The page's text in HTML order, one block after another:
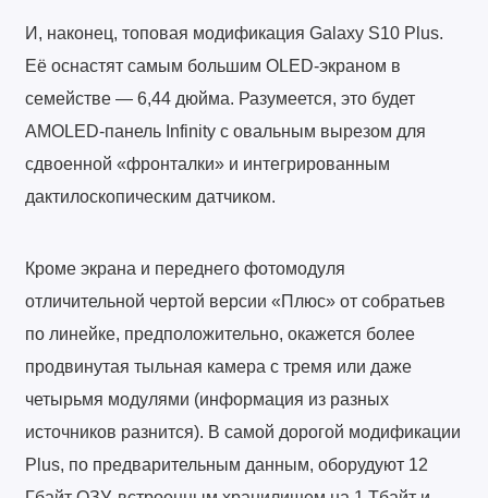
И, наконец, топовая модификация Galaxy S10 Plus.
Её оснастят самым большим OLED-экраном в
семействе — 6,44 дюйма. Разумеется, это будет
AMOLED-панель Infinity с овальным вырезом для
сдвоенной «фронталки» и интегрированным
дактилоскопическим датчиком.
Кроме экрана и переднего фотомодуля
отличительной чертой версии «Плюс» от собратьев
по линейке, предположительно, окажется более
продвинутая тыльная камера с тремя или даже
четырьмя модулями (информация из разных
источников разнится). В самой дорогой модификации
Plus, по предварительным данным, оборудуют 12